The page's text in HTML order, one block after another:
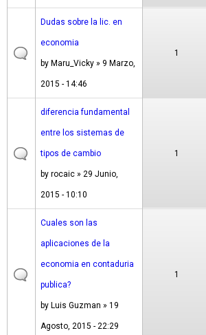
Dudas sobre la lic. en
economia
by Maru_Vicky » 9 Marzo,
2015 - 14:46
1
diferencia fundamental
entre los sistemas de
tipos de cambio
by rocaic » 29 Junio,
2015 - 10:10
1
Cuales son las
aplicaciones de la
economia en contaduria
publica?
by Luis Guzman » 19
Agosto, 2015 - 22:29
1